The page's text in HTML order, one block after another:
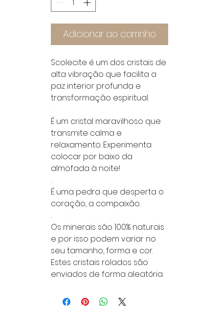
Adicionar ao carrinho
Scolecite é um dos cristais de
alta vibração que facilita a
paz interior profunda e
transformação espiritual.
.
É um cristal maravilhoso que
transmite calma e
relaxamento. Experimenta
colocar por baixo da
almofada à noite!
.
É uma pedra que desperta o
coração, a compaixão.
.
Os minerais são 100% naturais
e por isso podem variar no
seu tamanho, forma e cor.
Estes cristais rolados são
enviados de forma aleatória.